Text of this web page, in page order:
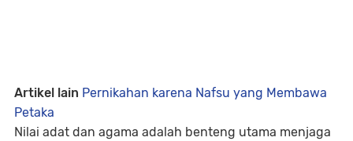
Artikel lain Pernikahan karena Nafsu yang Membawa
Petaka
Nilai adat dan agama adalah benteng utama menjaga